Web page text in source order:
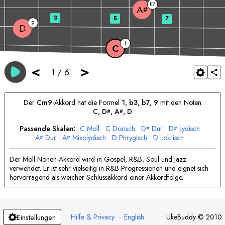
< 1 / 6 >
C 1
D 9
A#
b7
3 5 7
Der Cm9-Akkord hat die Formel 1, b3, b7, 9 mit den Noten
C, D#, A#, D
Passende Skalen: C Moll C Dorisch D# Dur D# Lydisch
A# Dur A# Mixolydisch D Phrygisch D Lokrisch
Der Moll-Nonen-Akkord wird in Gospel, R&B, Soul und Jazz
verwendet. Er ist sehr vielseitig in R&B-Progressionen und eignet sich
hervorragend als weicher Schlussakkord einer Akkordfolge.
Einstellungen · Hilfe & Privacy · English UkeBuddy © 2010